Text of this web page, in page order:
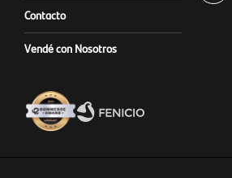
Contacto
Vendé con Nosotros